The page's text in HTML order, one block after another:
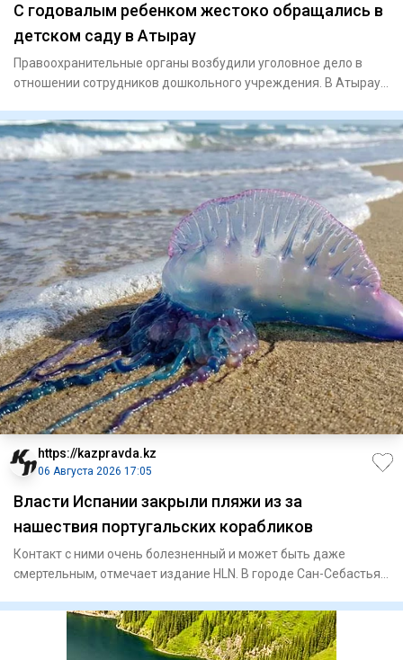
С годовалым ребенком жестоко обращались в
детском саду в Атырау
Правоохранительные органы возбудили уголовное дело в
отношении сотрудников дошкольного учреждения. В Атырау
https://kazpravda.kz
06 Августа 2026 17:05
Власти Испании закрыли пляжи из за
нашествия португальских корабликов
Контакт с ними очень болезненный и может быть даже
смертельным, отмечает издание HLN. В городе Сан-Себастьян